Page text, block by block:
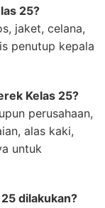
25?
jaket, celana,
penutup kepala
Kelas 25?
perusahaan,
alas kaki,
untuk
dilakukan?